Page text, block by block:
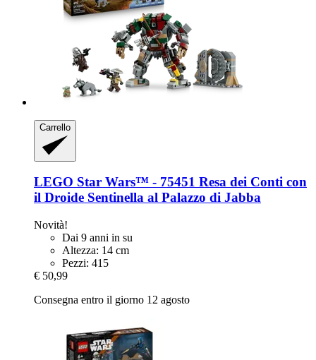
Carrello
LEGO Star Wars™ -​ 75451 Resa dei Conti con
il Droide Sentinella al Palazzo di Jabba
Novità!
Dai 9 anni in su
Altezza: 14 cm
Pezzi: 415
€ 50,99
Consegna entro il giorno 12 agosto